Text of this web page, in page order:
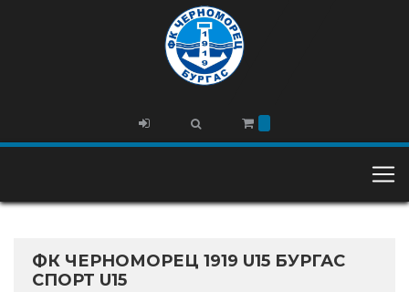
ФК ЧЕРНОМОРЕЦ 1919 U15 БУРГАС
СПОРТ U15